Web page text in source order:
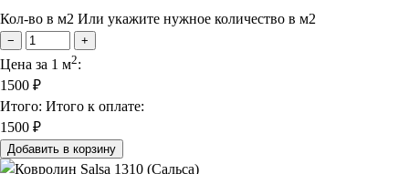
Кол-во в м2 Или укажите нужное количество в м2
− +
Цена за 1 м2:
1500 ₽
Итого: Итого к оплате:
1500 ₽
Добавить в корзину